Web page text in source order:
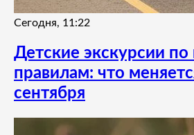
Сегодня, 11:22
Детские экскурсии
правилам: что
сентября